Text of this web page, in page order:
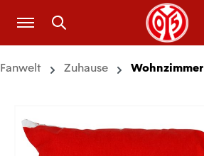
Zum Hauptinhalt springen
Fanwelt Zuhause Wohnzimmer